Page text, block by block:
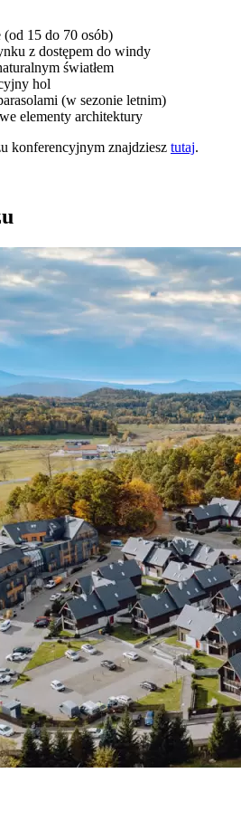
(od 15 do 70 osób)
z dostępem do windy
światłem
hol
(w sezonie letnim)
elementy architektury
konferencyjnym znajdziesz tutaj.